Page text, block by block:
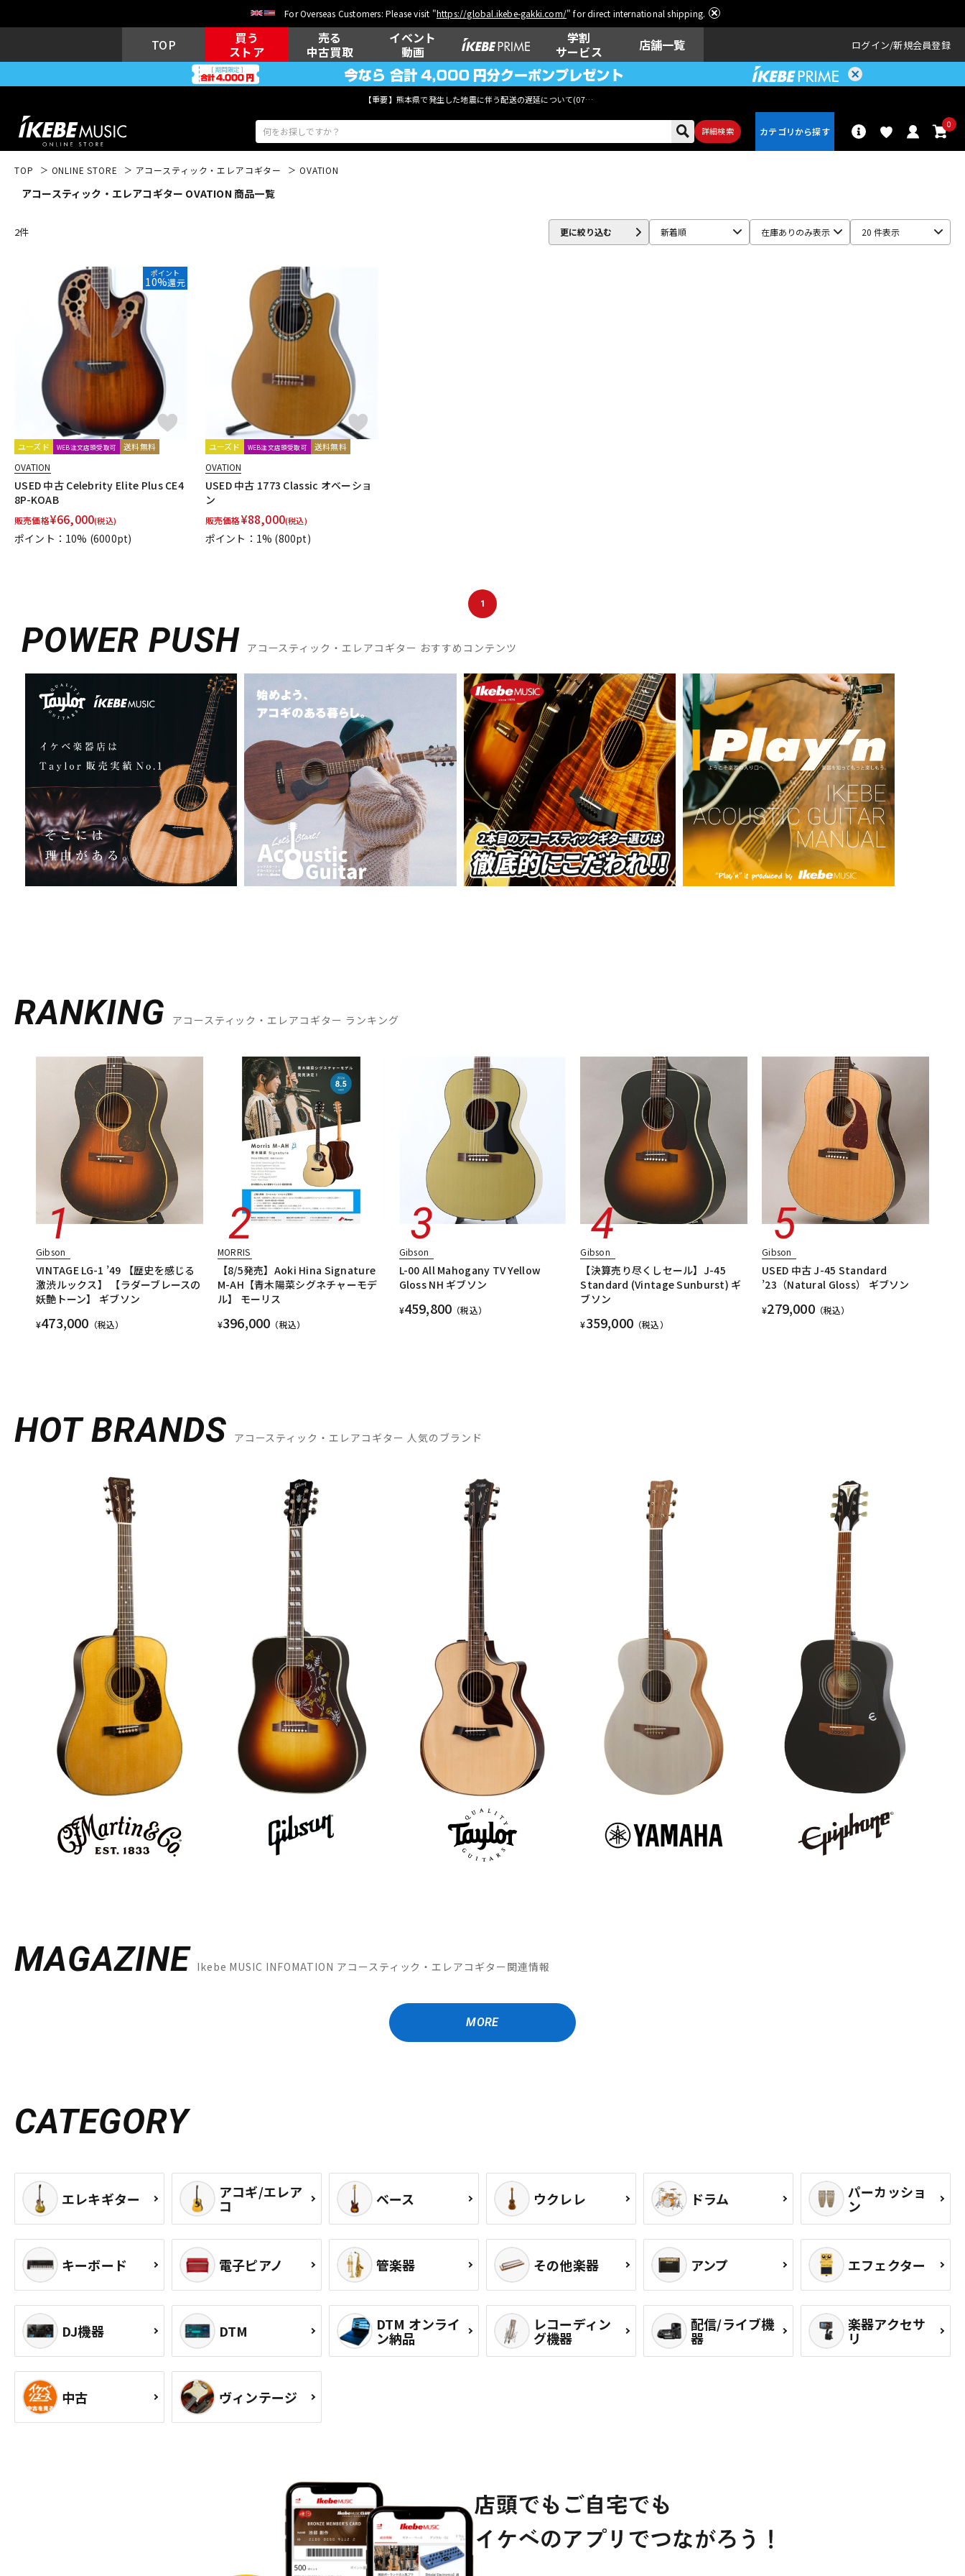
For Overseas Customers: Please visit "https://global.ikebe-gakki.com/" for direct international shipping.
TOP
買う
ストア
売る
中古買取
イベント
動画
学割
サービス
店舗一覧 ログイン 新規会員登録
【重要】熊本県で発生した地震に伴う配送の遅延について(07月29日
詳細検索
0
アコギ/エレ
キーボード 電子ピアノ
DJ機器 DTM
中古
TOP ONLINE STORE アコースティック・エレアコギター OVATION
アコースティック・エレアコギター OVATION 商品一覧
2件 更に絞り込む 新着順 在庫ありのみ表示 20 件表示
ポイント
10%還元
ユーズド WEB注文店頭受取可 送料無料
OVATION
USED 中古 Celebrity Elite Plus CE4
8P-KOAB
販売価格¥66,000(税込)
ポイント：10% (6000pt)
ユーズド WEB注文店頭受取可 送料無料
OVATION
USED 中古 1773 Classic オベーショ
ン
販売価格¥88,000(税込)
ポイント：1% (800pt)
1
POWER PUSH アコースティック・エレアコギター おすすめコンテンツ
RANKING アコースティック・エレアコギター ランキング
Gibson
VINTAGE LG-1 ’49 【歴史を感じる
激渋ルックス】 【ラダーブレースの
妖艶トーン】 ギブソン
¥473,000 （税込）
MORRIS
【8/5発売】Aoki Hina Signature
M-AH【青木陽菜シグネチャーモデ
ル】 モーリス
¥396,000 （税込）
Gibson
L-00 All Mahogany TV Yellow
Gloss NH ギブソン
¥459,800 （税込）
Gibson
【決算売り尽くしセール】J-45
Standard (Vintage Sunburst) ギ
ブソン
¥359,000 （税込）
Gibson
USED 中古 J-45 Standard
’23（Natural Gloss） ギブソン
¥279,000（税込）
HOT BRANDS アコースティック・エレアコギター 人気のブランド
MAGAZINE Ikebe MUSIC INFOMATION アコースティック・エレアコギター関連情報
MORE
CATEGORY
エレキギター アコギ/エレア
コ ベース ウクレレ ドラム パーカッショ
ン
キーボード 電子ピアノ 管楽器 その他楽器 アンプ エフェクター
DJ機器 DTM DTM オンライ
ン納品
レコーディン
グ機器
配信/ライブ機
器
楽器アクセサ
リ
中古 ヴィンテージ